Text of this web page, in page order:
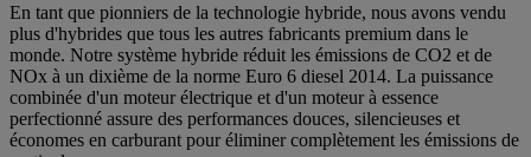
En tant que pionniers de la technologie hybride, nous avons vendu
plus d'hybrides que tous les autres fabricants premium dans le
monde. Notre système hybride réduit les émissions de CO2 et de
NOx à un dixième de la norme Euro 6 diesel 2014. La puissance
combinée d'un moteur électrique et d'un moteur à essence
perfectionné assure des performances douces, silencieuses et
économes en carburant pour éliminer complètement les émissions de